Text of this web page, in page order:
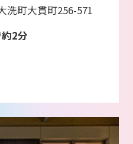
洗町大貫町256-571
2分